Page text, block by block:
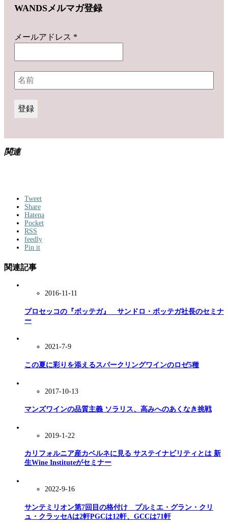
WANDSメルマガ登録
メールアドレス *
関連
Tweet
Share
Hatena
Pocket
RSS
feedly
Pin it
関連記事
2016-11-11
プロセッコの『ボッテガ』 サンドロ・ボッテガ社長のセミナ
ー
2021-7-9
この夏に彩りを添えるスパークリングワインのロゼ5種
2017-10-13
マンズワインの品質主義 ソラリス、高みへのあくなき挑戦
2019-1-22
カリフォルニア産カベルネに見る サステイナビリティとは 新
生Wine Instituteがセミナー
2022-9-16
サンテミリオン第7回目の格付け プルミエ・グラン・クリ
ュ・クラッセAは2軒PGCは12軒、GCCは71軒